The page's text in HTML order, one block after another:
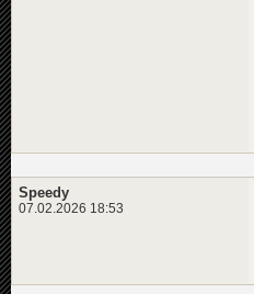
Speedy
07.02.2026 18:53